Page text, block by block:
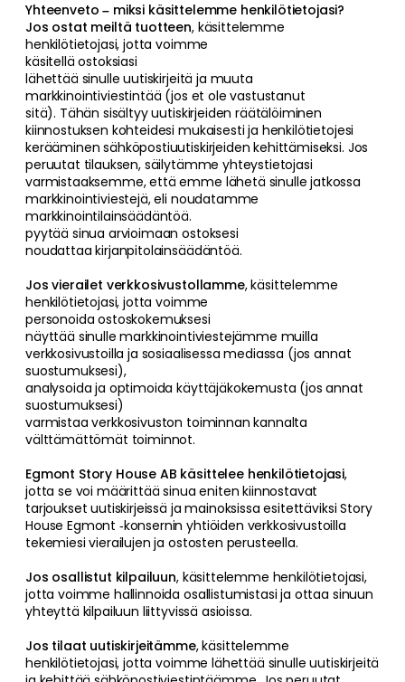
Yhteenveto – miksi käsittelemme henkilötietojasi?
Jos ostat meiltä tuotteen, käsittelemme
henkilötietojasi, jotta voimme
käsitellä ostoksiasi
lähettää sinulle uutiskirjeitä ja muuta
markkinointiviestintää (jos et ole vastustanut
sitä). Tähän sisältyy uutiskirjeiden räätälöiminen
kiinnostuksen kohteidesi mukaisesti ja henkilötietojesi
kerääminen sähköpostiuutiskirjeiden kehittämiseksi. Jos
peruutat tilauksen, säilytämme yhteystietojasi
varmistaaksemme, että emme lähetä sinulle jatkossa
markkinointiviestejä, eli noudatamme
markkinointilainsäädäntöä.
pyytää sinua arvioimaan ostoksesi
noudattaa kirjanpitolainsäädäntöä.
Jos vierailet verkkosivustollamme, käsittelemme
henkilötietojasi, jotta voimme
personoida ostoskokemuksesi
näyttää sinulle markkinointiviestejämme muilla
verkkosivustoilla ja sosiaalisessa mediassa (jos annat
suostumuksesi),
analysoida ja optimoida käyttäjäkokemusta (jos annat
suostumuksesi)
varmistaa verkkosivuston toiminnan kannalta
välttämättömät toiminnot.
Egmont Story House AB käsittelee henkilötietojasi,
jotta se voi määrittää sinua eniten kiinnostavat
tarjoukset uutiskirjeissä ja mainoksissa esitettäviksi Story
House Egmont ‑konsernin yhtiöiden verkkosivustoilla
tekemiesi vierailujen ja ostosten perusteella.
Jos osallistut kilpailuun, käsittelemme henkilötietojasi,
jotta voimme hallinnoida osallistumistasi ja ottaa sinuun
yhteyttä kilpailuun liittyvissä asioissa.
Jos tilaat uutiskirjeitämme, käsittelemme
henkilötietojasi, jotta voimme lähettää sinulle uutiskirjeitä